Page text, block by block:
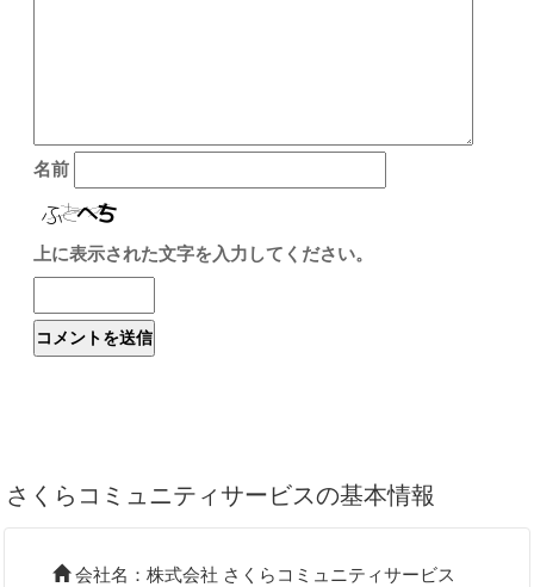
名前
上に表示された文字を入力してください。
さくらコミュニティサービスの基本情報
会社名：株式会社 さくらコミュニティサービス